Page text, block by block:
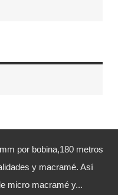
por bobina,180 metros
y macramé. Así
micro macramé y...